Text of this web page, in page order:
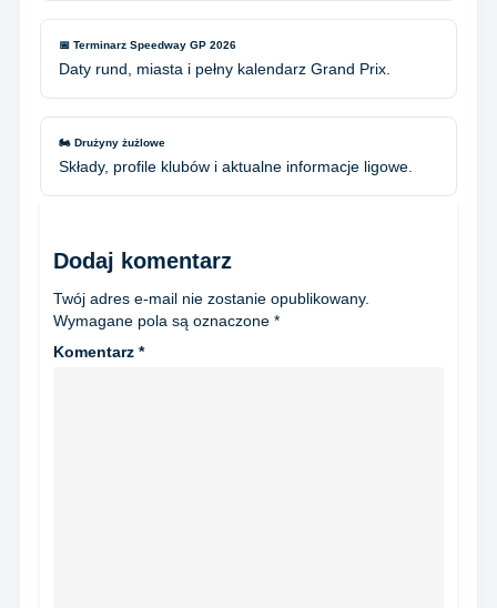
📅 Terminarz Speedway GP 2026
Daty rund, miasta i pełny kalendarz Grand Prix.
🏍️ Drużyny żużlowe
Składy, profile klubów i aktualne informacje ligowe.
Dodaj komentarz
Twój adres e-mail nie zostanie opublikowany.
Wymagane pola są oznaczone *
Komentarz *